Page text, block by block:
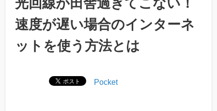
光回線が田舎過ぎてこない！
速度が遅い場合のインターネ
ットを使う方法とは
Pocket